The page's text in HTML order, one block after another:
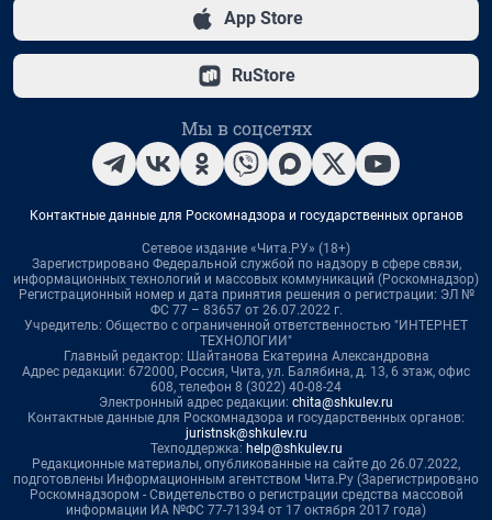
App Store
RuStore
Мы в соцсетях
Контактные данные для Роскомнадзора и государственных органов
Сетевое издание «Чита.РУ» (18+)
Зарегистрировано Федеральной службой по надзору в сфере связи,
информационных технологий и массовых коммуникаций (Роскомнадзор)
Регистрационный номер и дата принятия решения о регистрации: ЭЛ №
ФС 77 – 83657 от 26.07.2022 г.
Учредитель: Общество с ограниченной ответственностью "ИНТЕРНЕТ
ТЕХНОЛОГИИ"
Главный редактор: Шайтанова Екатерина Александровна
Адрес редакции: 672000, Россия, Чита, ул. Балябина, д. 13, 6 этаж, офис
608, телефон 8 (3022) 40-08-24
Электронный адрес редакции: chita@shkulev.ru
Контактные данные для Роскомнадзора и государственных органов:
juristnsk@shkulev.ru
Техподдержка: help@shkulev.ru
Редакционные материалы, опубликованные на сайте до 26.07.2022,
подготовлены Информационным агентством Чита.Ру (Зарегистрировано
Роскомнадзором - Свидетельство о регистрации средства массовой
информации ИА №ФС 77-71394 от 17 октября 2017 года)